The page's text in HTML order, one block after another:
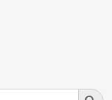
Search